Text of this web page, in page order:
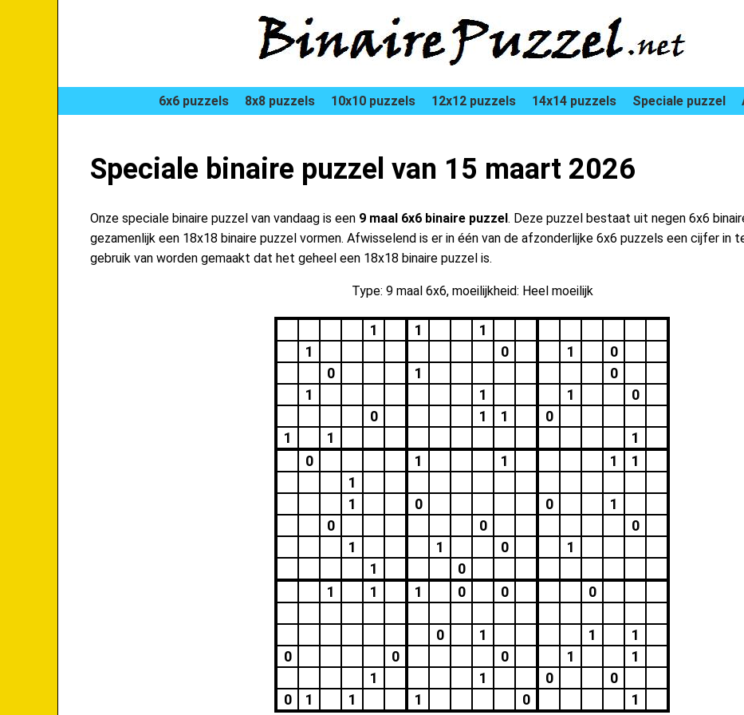
6x6 puzzels 8x8 puzzels 10x10 puzzels 12x12 puzzels 14x14 puzzels Speciale puzzel
Speciale binaire puzzel van 15 maart 2026
Onze speciale binaire puzzel van vandaag is een 9 maal 6x6 binaire puzzel. Deze puzzel bestaat uit negen 6x6
gezamenlijk een 18x18 binaire puzzel vormen. Afwisselend is er in één van de afzonderlijke 6x6 puzzels een cijfer in
gebruik van worden gemaakt dat het geheel een 18x18 binaire puzzel is.
Type: 9 maal 6x6, moeilijkheid: Heel moeilijk
1 1
1
1
0 1
0
0
1
0
1
1 1
0
0
1 1
0
1
1
1
0
1 1 1
1
1
1
0 0
1
0
0
0
1
1 0
1
1
0
1
1 1 0 0 0
0 1 1
1
0
0 0 1
1
1
1 0
0
0
1 1 1 0 1